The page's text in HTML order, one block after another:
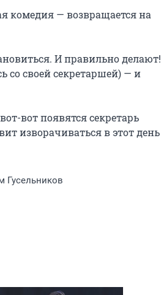
комедия — возвращается на
И правильно делают!
со своей секретаршей) — и
вот появятся секретарь
изворачиваться в этот день
Гусельников